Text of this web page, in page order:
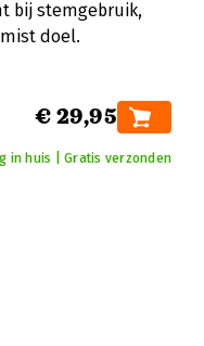
bij stemgebruik,
doel.
€ 29,95
in huis | Gratis verzonden